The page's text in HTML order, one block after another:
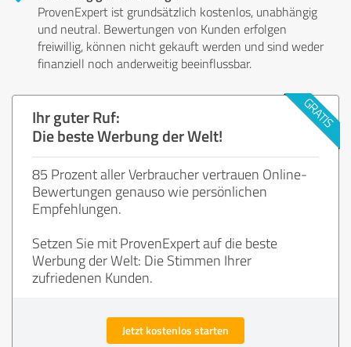
ProvenExpert ist grundsätzlich kostenlos, unabhängig
und neutral. Bewertungen von Kunden erfolgen
freiwillig, können nicht gekauft werden und sind weder
finanziell noch anderweitig beeinflussbar.
Ihr guter Ruf:
Die beste Werbung der Welt!
85 Prozent aller Verbraucher vertrauen Online-
Bewertungen genauso wie persönlichen
Empfehlungen.
Setzen Sie mit ProvenExpert auf die beste
Werbung der Welt: Die Stimmen Ihrer
zufriedenen Kunden.
Jetzt kostenlos starten